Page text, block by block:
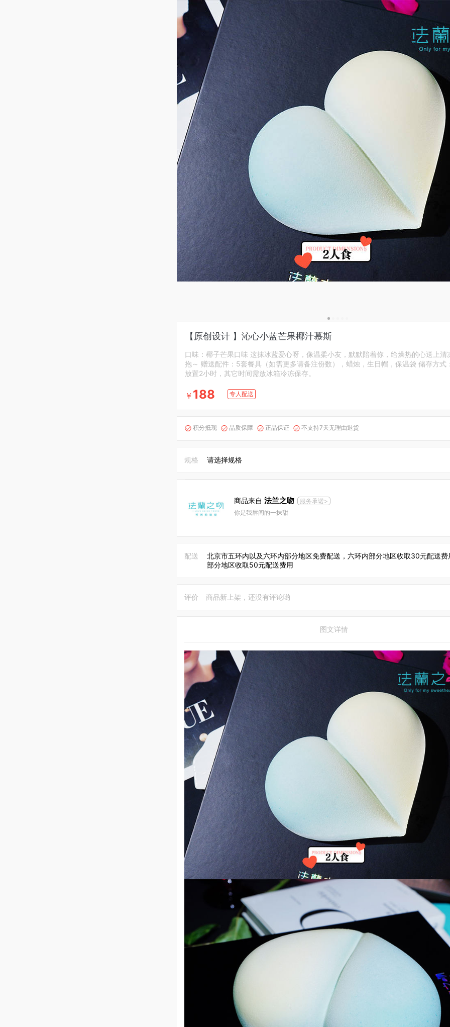
【原创设计 】沁心小蓝芒果椰汁慕斯
口味：椰子芒果口味 这抹冰蓝爱心呀，像温柔小友，默默陪着你，给燥热的心送上清
抱～ 赠送配件：5套餐具（如需更多请备注份数），蜡烛，生日帽，保温袋 储存方式
放置2小时，其它时间需放冰箱冷冻保存。
￥ 188 专人配送
 积分抵现  品质保障  正品保证  不支持7天无理由退货
规格 请选择规格
商品来自 法兰之吻
服务承诺>
你是我唇间的一抹甜
配送
北京市五环内以及六环内部分地区免费配送，六环内部分地区收取30元配送费
部分地区收取50元配送费用
评价 商品新上架，还没有评论哟
图文详情